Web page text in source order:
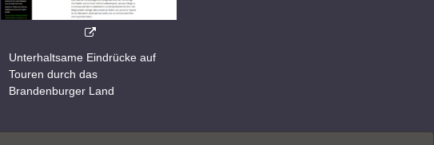
Unterhaltsame Eindrücke auf
Touren durch das
Brandenburger Land